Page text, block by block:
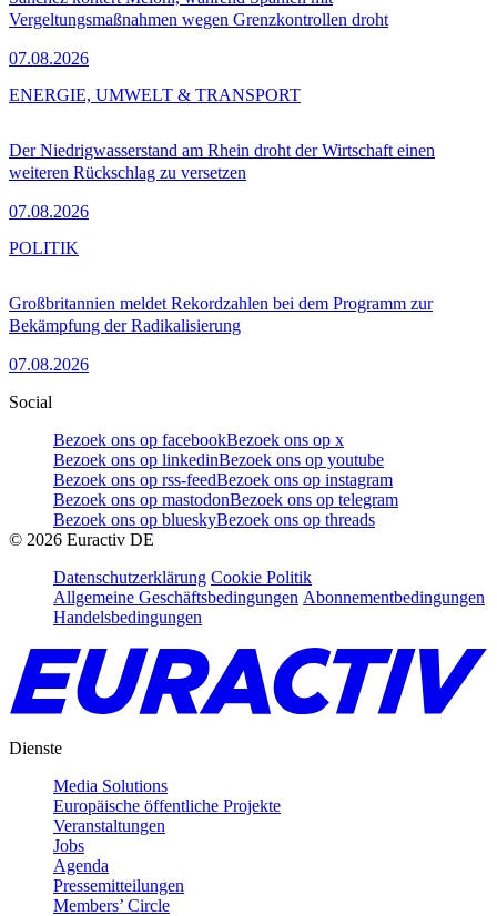
Vergeltungsmaßnahmen wegen Grenzkontrollen droht
07.08.2026
Der Niedrigwasserstand am Rhein droht der Wirtschaft einen
weiteren Rückschlag zu versetzen
07.08.2026
ENERGIE, UMWELT & TRANSPORT
Großbritannien meldet Rekordzahlen bei dem Programm zur
Bekämpfung der Radikalisierung
07.08.2026
POLITIK
Social
Bezoek ons op facebookBezoek ons op x
Bezoek ons op linkedinBezoek ons op youtube
Bezoek ons op rss-feedBezoek ons op instagram
Bezoek ons op mastodonBezoek ons op telegram
Bezoek ons op blueskyBezoek ons op threads
© 2026 Euractiv DE
Datenschutzerklärung Cookie Politik
Allgemeine Geschäftsbedingungen Abonnementbedingungen
Handelsbedingungen
Dienste
Media Solutions
Europäische öffentliche Projekte
Veranstaltungen
Jobs
Agenda
Pressemitteilungen
Members’ Circle